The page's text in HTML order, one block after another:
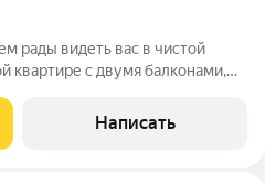
рады видеть вас в чистой
квартире с двумя балконами,
посуточной аренды
-
Написать